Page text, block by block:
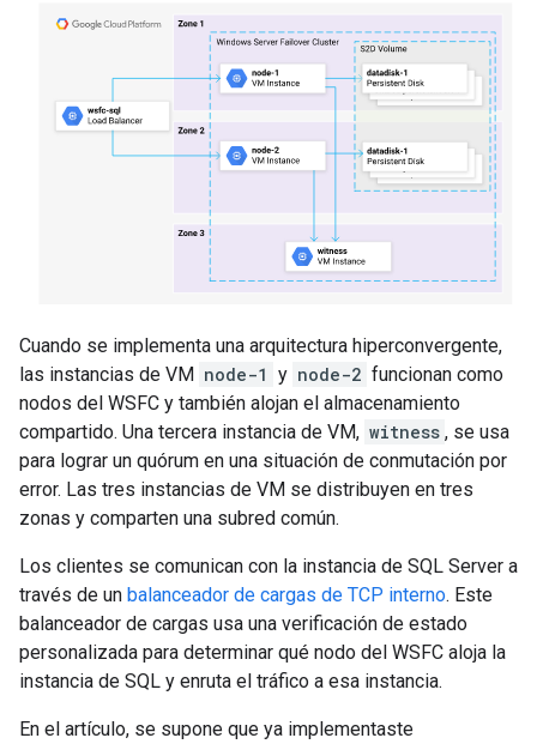
Cuando se implementa una arquitectura hiperconvergente,
las instancias de VM node-1 y node-2 funcionan como
nodos del WSFC y también alojan el almacenamiento
compartido. Una tercera instancia de VM, witness , se usa
para lograr un quórum en una situación de conmutación por
error. Las tres instancias de VM se distribuyen en tres
zonas y comparten una subred común.
Los clientes se comunican con la instancia de SQL Server a
través de un balanceador de cargas de TCP interno. Este
balanceador de cargas usa una verificación de estado
personalizada para determinar qué nodo del WSFC aloja la
instancia de SQL y enruta el tráfico a esa instancia.
En el artículo, se supone que ya implementaste